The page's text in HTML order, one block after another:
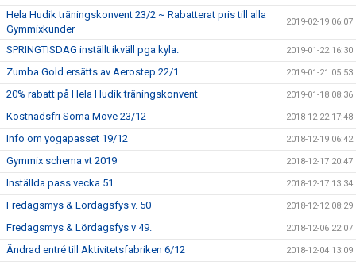
Hela Hudik träningskonvent 23/2 ~ Rabatterat pris till alla
Gymmixkunder
2019-02-19 06:07
SPRINGTISDAG inställt ikväll pga kyla. 2019-01-22 16:30
Zumba Gold ersätts av Aerostep 22/1 2019-01-21 05:53
20% rabatt på Hela Hudik träningskonvent 2019-01-18 08:36
Kostnadsfri Soma Move 23/12 2018-12-22 17:48
Info om yogapasset 19/12 2018-12-19 06:42
Gymmix schema vt 2019 2018-12-17 20:47
Inställda pass vecka 51. 2018-12-17 13:34
Fredagsmys & Lördagsfys v. 50 2018-12-12 08:29
Fredagsmys & Lördagsfys v 49. 2018-12-06 22:07
Ändrad entré till Aktivitetsfabriken 6/12 2018-12-04 13:09